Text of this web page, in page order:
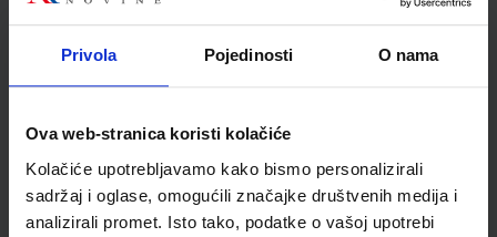
Privola Pojedinosti O nama
Ova web-stranica koristi kolačiće
Kolačiće upotrebljavamo kako bismo personalizirali
sadržaj i oglase, omogućili značajke društvenih medija i
analizirali promet. Isto tako, podatke o vašoj upotrebi
Udžbenik Omot
MOJA ZEMLJA 3; radna bilježnica iz geografije za sedmi
Autor(i): Kožul Krpes Samardžić Vukelić
Nakladnik:ALFA d.d. Registarski broj ministarstva:7272-DOM
569102 12,00 €